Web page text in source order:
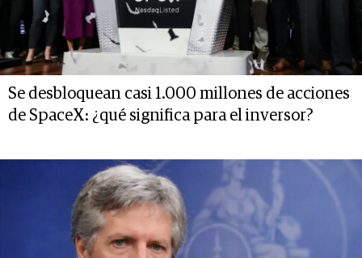
Se desbloquean casi 1.000 millones de acciones
de SpaceX: ¿qué significa para el inversor?